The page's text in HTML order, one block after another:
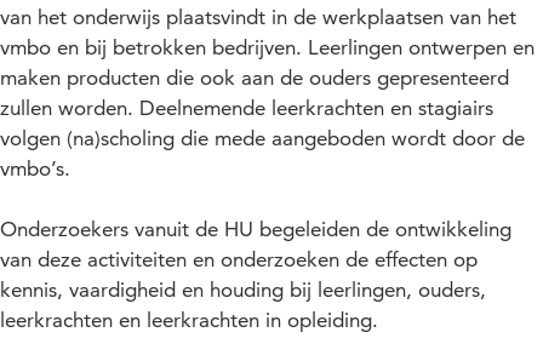
van het onderwijs plaatsvindt in de werkplaatsen van het
vmbo en bij betrokken bedrijven. Leerlingen ontwerpen en
maken producten die ook aan de ouders gepresenteerd
zullen worden. Deelnemende leerkrachten en stagiairs
volgen (na)scholing die mede aangeboden wordt door de
vmbo’s.
Onderzoekers vanuit de HU begeleiden de ontwikkeling
van deze activiteiten en onderzoeken de effecten op
kennis, vaardigheid en houding bij leerlingen, ouders,
leerkrachten en leerkrachten in opleiding.